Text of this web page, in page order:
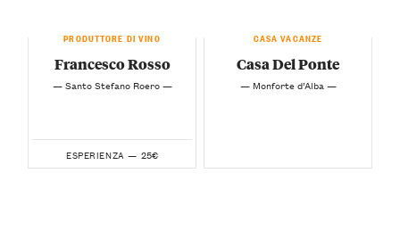
PRODUTTORE DI VINO
Francesco Rosso
— Santo Stefano Roero —
ESPERIENZA — 25€
CASA VACANZE
Casa Del Ponte
— Monforte d’Alba —